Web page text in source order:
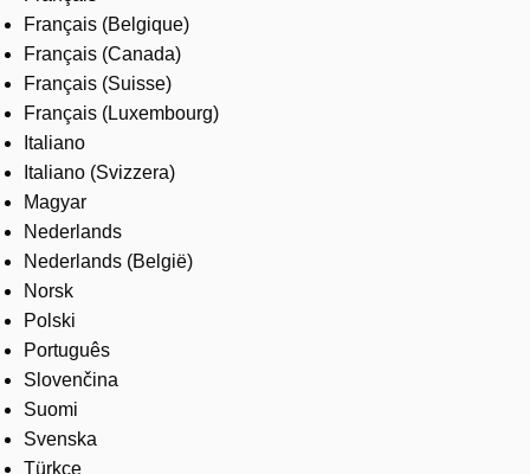
Français (Belgique)
Français (Canada)
Français (Suisse)
Français (Luxembourg)
Italiano
Italiano (Svizzera)
Magyar
Nederlands
Nederlands (België)
Norsk
Polski
Português
Slovenčina
Suomi
Svenska
Türkçe